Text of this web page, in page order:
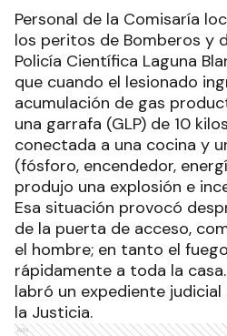
Personal de la Comisaría
los peritos de Bomberos y
Policía Científica Laguna
que cuando el lesionado
acumulación de gas
una garrafa (GLP) de 10
conectada a una cocina y
(fósforo, encendedor,
produjo una explosión e
Esa situación provocó
de la puerta de acceso,
el hombre; en tanto el
rápidamente a toda la
labró un expediente
la Justicia.
Ads